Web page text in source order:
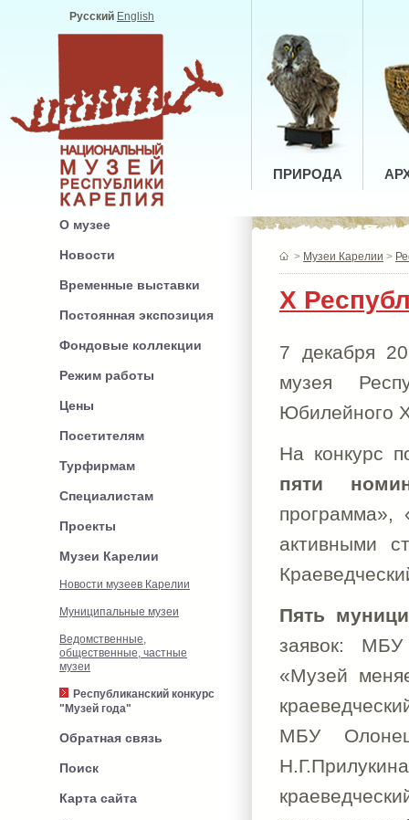
Русский English
ПРИРОДА
О музее
Новости
Временные выставки
Постоянная экспозиция
Фондовые коллекции
Режим работы
Цены
Посетителям
Турфирмам
Специалистам
Проекты
Музеи Карелии
Новости музеев Карелии
Муниципальные музеи
Ведомственные,
общественные, частные
музеи
Республиканский конкурс
"Музей года"
Обратная связь
Поиск
Карта сайта
> Музеи Карелии >
X
7 декабря
музея
Юбилейного
На конкурс
пяти
программа»,
активными
Пять
заявок: МБУ
«Музей
МБУ